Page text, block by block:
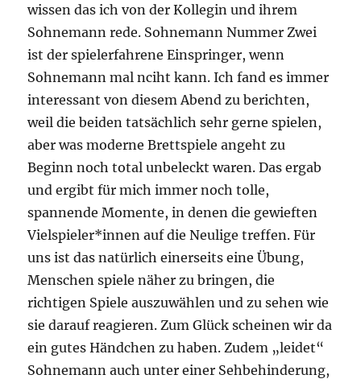
wissen das ich von der Kollegin und ihrem
Sohnemann rede. Sohnemann Nummer Zwei
ist der spielerfahrene Einspringer, wenn
Sohnemann mal nciht kann. Ich fand es immer
interessant von diesem Abend zu berichten,
weil die beiden tatsächlich sehr gerne spielen,
aber was moderne Brettspiele angeht zu
Beginn noch total unbeleckt waren. Das ergab
und ergibt für mich immer noch tolle,
spannende Momente, in denen die gewieften
Vielspieler*innen auf die Neulige treffen. Für
uns ist das natürlich einerseits eine Übung,
Menschen spiele näher zu bringen, die
richtigen Spiele auszuwählen und zu sehen wie
sie darauf reagieren. Zum Glück scheinen wir da
ein gutes Händchen zu haben. Zudem „leidet“
Sohnemann auch unter einer Sehbehinderung,